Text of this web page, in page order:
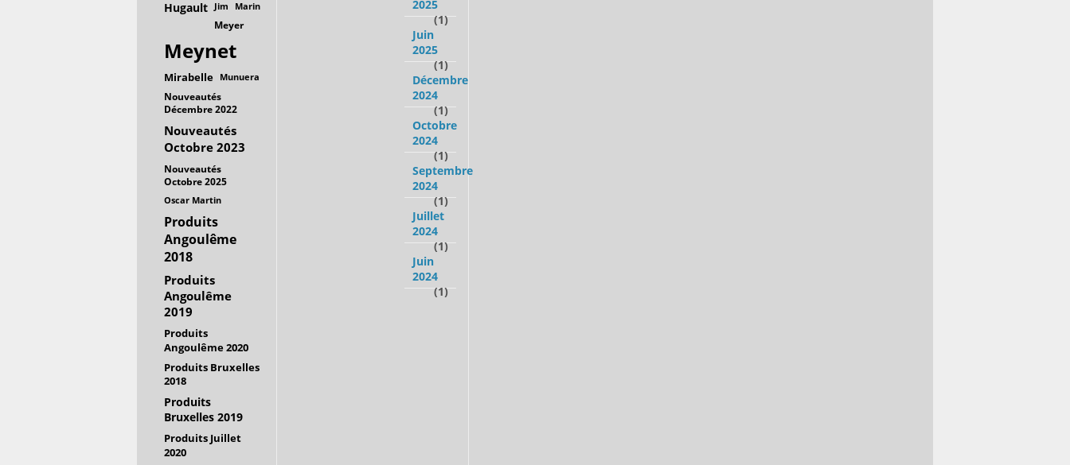
Hugault Jim Marin
Meyer
Meynet
Mirabelle Munuera
Nouveautés
Décembre 2022
Nouveautés
Octobre 2023
Nouveautés
Octobre 2025
Oscar Martin
Produits
Angoulême
2018
Produits
Angoulême
2019
Produits
Angoulême 2020
Produits Bruxelles
2018
Produits
Bruxelles 2019
Produits Juillet
2020
2025
(1)
Juin
2025
(1)
Décembre
2024
(1)
Octobre
2024
(1)
Septembre
2024
(1)
Juillet
2024
(1)
Juin
2024
(1)